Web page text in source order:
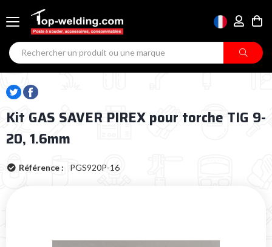
Kit GAS SAVER PIREX pour torche TIG 9-
20, 1.6mm
Référence : PGS920P-16